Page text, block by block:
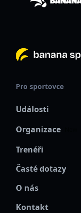
Pro sportovce
Události
Organizace
Trenéři
Časté dotazy
O nás
Kontakt